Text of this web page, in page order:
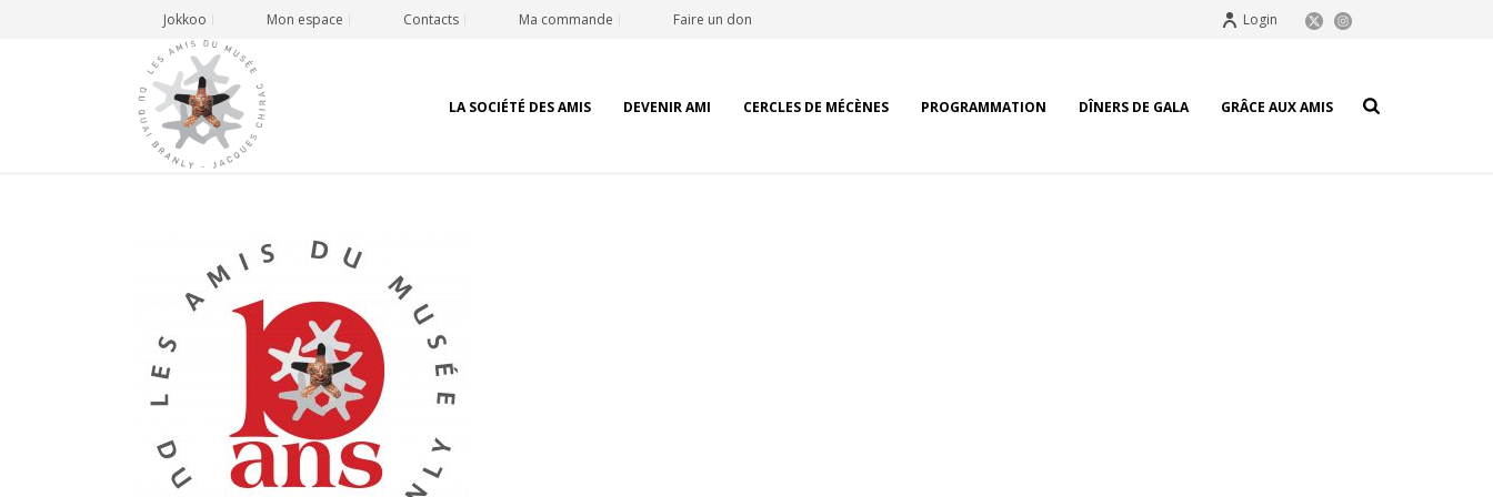
Jokkoo Mon espace Contacts Ma commande Faire un don Login
LA SOCIÉTÉ DES AMIS DEVENIR AMI CERCLES DE MÉCÈNES PROGRAMMATION DÎNERS DE GALA GRÂCE AUX AMIS